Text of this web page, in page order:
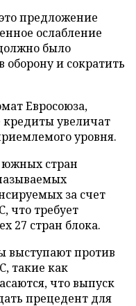
предложение
ослабление
было
и сократить
Евросоюза,
кредиты увеличат
уровня.
южных стран
за счет
что требует
27 стран блока.
выступают против
такие как
что выпуск
прецедент для